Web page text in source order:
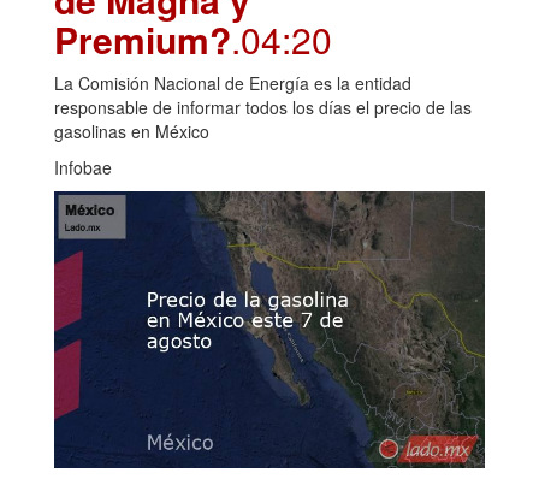
Premium?.04:20
La Comisión Nacional de Energía es la entidad
responsable de informar todos los días el precio de las
gasolinas en México
Infobae